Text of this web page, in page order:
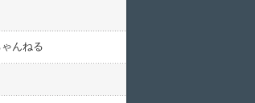
んねる